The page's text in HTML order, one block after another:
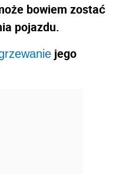
bowiem zostać
pojazdu.
jego